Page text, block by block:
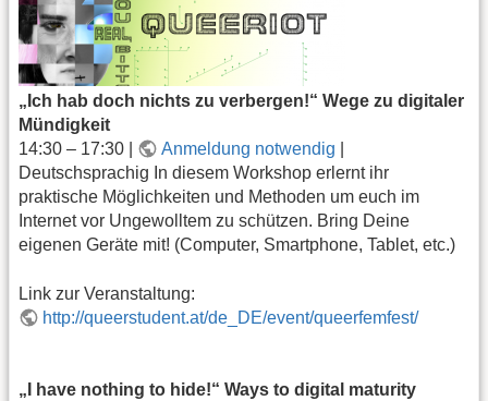
„Ich hab doch nichts zu verbergen!“ Wege zu digitaler
Mündigkeit
14:30 – 17:30 |
Anmeldung notwendig
Deutschsprachig In diesem Workshop erlernt ihr
praktische Möglichkeiten und Methoden um euch im
Internet vor Ungewolltem zu schützen. Bring Deine
eigenen Geräte mit! (Computer, Smartphone, Tablet, etc.)
Link zur Veranstaltung:
http://queerstudent.at/de_DE/event/queerfemfest/
„I have nothing to hide!“ Ways to digital maturity